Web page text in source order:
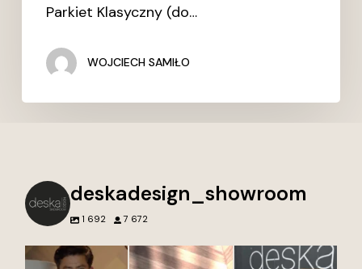
Parkiet Klasyczny (do…
WOJCIECH SAMIŁO
deskadesign_showroom
1 692 7 672
Blisko 15 lat wspólnej
Nie tworzymy tylko
Przed naszym